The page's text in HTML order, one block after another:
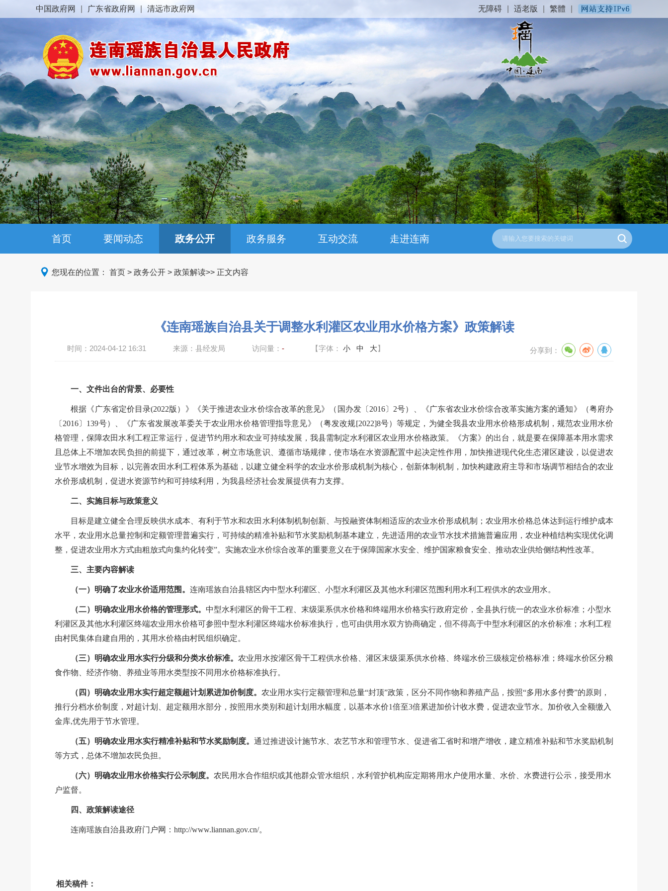
无障碍 适老版 繁體
中国政府网 广东省政府网 清远市政府网
首页 要闻动态 政务公开 政务服务 互动交流 走进连南
您现在的位置： 首页 > 政务公开 > 政策解读>> 正文内容
《连南瑶族自治县关于调整水利灌区农业用水价格方案》政策解读
时间： 2024-04-12 16:31 来源：县经发局 访问量： - 【字体： 小 中 大】 分享到：
一、文件出台的背景、必要性
根据《广东省定价目录(2022版）》《关于推进农业水价综合改革的意见》（国办发〔2016〕2号）、《广东省农业水价综合改革实施方案的通知》（粤府办
〔2016〕139号）、《广东省发展改革委关于农业用水价格管理指导意见》（粤发改规[2022]8号）等规定，为健全我县农业用水价格形成机制，规范农业用水价
格管理，保障农田水利工程正常运行，促进节约用水和农业可持续发展，我县需制定水利灌区农业用水价格政策。《方案》的出台，就是要在保障基本用水需求
且总体上不增加农民负担的前提下，通过改革，树立市场意识、遵循市场规律，使市场在水资源配置中起决定性作用，加快推进现代化生态灌区建设，以促进农
业节水增效为目标，以完善农田水利工程体系为基础，以建立健全科学的农业水价形成机制为核心，创新体制机制，加快构建政府主导和市场调节相结合的农业
水价形成机制，促进水资源节约和可持续利用，为我县经济社会发展提供有力支撑。
二、实施目标与政策意义
目标是建立健全合理反映供水成本、有利于节水和农田水利体制机制创新、与投融资体制相适应的农业水价形成机制；农业用水价格总体达到运行维护成本
水平，农业用水总量控制和定额管理普遍实行，可持续的精准补贴和节水奖励机制基本建立，先进适用的农业节水技术措施普遍应用，农业种植结构实现优化调
整，促进农业用水方式由粗放式向集约化转变”。实施农业水价综合改革的重要意义在于保障国家水安全、维护国家粮食安全、推动农业供给侧结构性改革。
三、主要内容解读
（一）明确了农业水价适用范围。 连南瑶族自治县辖区内中型水利灌区、小型水利灌区及其他水利灌区范围利用水利工程供水的农业用水。
（二）明确农业用水价格的管理形式。 中型水利灌区的骨干工程、末级渠系供水价格和终端用水价格实行政府定价，全县执行统一的农业水价标准；小型水
利灌区及其他水利灌区终端农业用水价格可参照中型水利灌区终端水价标准执行，也可由供用水双方协商确定，但不得高于中型水利灌区的水价标准；水利工程
由村民集体自建自用的，其用水价格由村民组织确定。
（三）明确农业用水实行分级和分类水价标准。农业用水按灌区骨干工程供水价格、灌区末级渠系供水价格、终端水价三级核定价格标准；终端水价区分粮
食作物、经济作物、养殖业等用水类型按不同用水价格标准执行。
（四）明确农业用水实行超定额超计划累进加价制度。 农业用水实行定额管理和总量“封顶”政策，区分不同作物和养殖产品，按照“多用水多付费”的原则，
推行分档水价制度，对超计划、超定额用水部分，按照用水类别和超计划用水幅度，以基本水价1倍至3倍累进加价计收水费，促进农业节水。加价收入全额缴入
金库,优先用于节水管理。
（五）明确农业用水实行精准补贴和节水奖励制度。通过推进设计施节水、农艺节水和管理节水、促进省工省时和增产增收，建立精准补贴和节水奖励机制
等方式，总体不增加农民负担。
（六）明确农业用水价格实行公示制度。 农民用水合作组织或其他群众管水组织，水利管护机构应定期将用水户使用水量、水价、水费进行公示，接受用水
户监督。
四、政策解读途径
连南瑶族自治县政府门户网： http://www.liannan.gov.cn/。
相关稿件：